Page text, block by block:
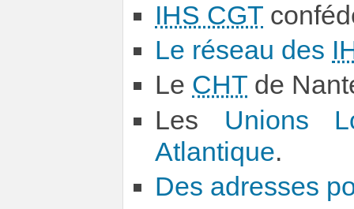
IHS CGT
Le réseau des
Le CHT de
Les Unions
Atlantique.
Des adresses